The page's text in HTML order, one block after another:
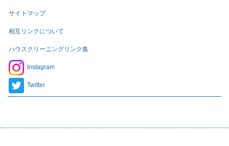
サイトマップ
相互リンクについて
ハウスクリーニングリンク集
Instagram
Twitter